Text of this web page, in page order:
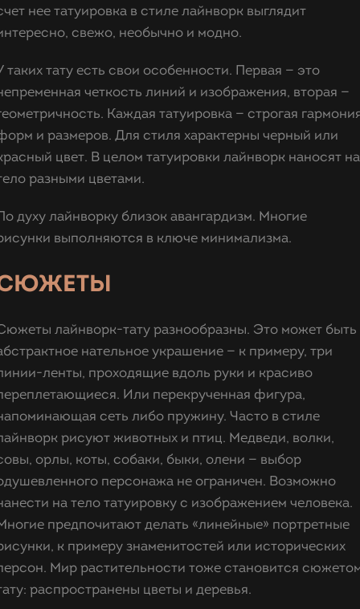
нее татуировка в стиле лайнворк выглядит
свежо, необычно и модно.
таких тату есть свои особенности. Первая — это
четкость линий и изображения, вторая —
Каждая татуировка — строгая
и размеров. Для стиля характерны черный или
цвет. В целом татуировки лайнворк наносят на
разными цветами.
духу лайнворку близок авангардизм. Многие
выполняются в ключе минимализма.
лайнворк-тату разнообразны. Это может быть
нательное украшение — к примеру, три
ленты, проходящие вдоль руки и красиво
Или перекрученная фигура,
сеть либо пружину. Часто в стиле
рисуют животных и птиц. Медведи, волки,
орлы, коты, собаки, быки, олени — выбор
персонажа не ограничен. Возможно
на тело татуировку с изображением человека.
предпочитают делать «линейные» портретные
к примеру знаменитостей или исторических
Мир растительности тоже становится
распространены цветы и деревья.